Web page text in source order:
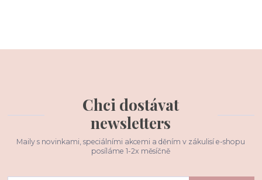
Chci dostávat
newsletters
Maily s novinkami, speciálními akcemi a děním v zákulisí e-shopu
posíláme 1-2x měsíčně